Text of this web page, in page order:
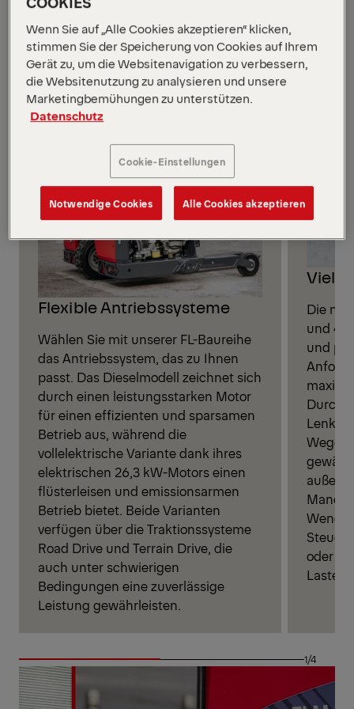
Ändern Sie Ihre Sichtweise
wie niemals zuvor
Alle Modelle anzeigen
Flexible Antriebssysteme
Wählen Sie mit unserer FL-Baureihe
das Antriebssystem, das zu Ihnen
passt. Das Dieselmodell zeichnet sich
durch einen leistungsstarken Motor
für einen effizienten und sparsamen
Betrieb aus, während die
vollelektrische Variante dank ihres
elektrischen 26,3 kW-Motors einen
flüsterleisen und emissionsarmen
Betrieb bietet. Beide Varianten
verfügen über die Traktionssysteme
Road Drive und Terrain Drive, die
auch unter schwierigen
Bedingungen eine zuverlässige
Leistung gewährleisten.
Die
und 4-
und
Durch
Wege-
oder
Lasten.
1/4
Wenn Sie auf „Alle Cookies akzeptieren“ klicken,
stimmen Sie der Speicherung von Cookies auf Ihrem
Gerät zu, um die Websitenavigation zu verbessern,
die Websitenutzung zu analysieren und unsere
Marketingbemühungen zu unterstützen.
Datenschutz
Cookie-Einstellungen
Notwendige Cookies Alle Cookies akzeptieren